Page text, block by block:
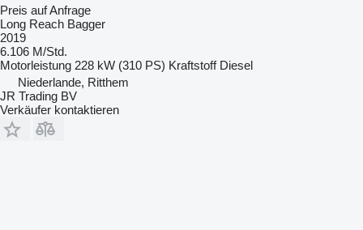
Preis auf Anfrage
Long Reach Bagger
2019
6.106 M/Std.
Motorleistung 228 kW (310 PS) Kraftstoff Diesel
Niederlande, Ritthem
JR Trading BV
Verkäufer kontaktieren